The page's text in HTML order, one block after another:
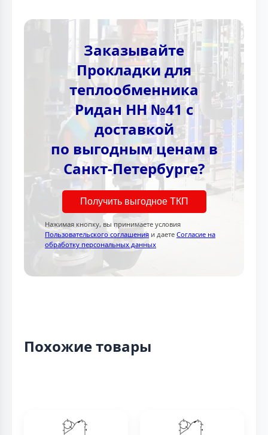
Заказывайте
Прокладки для
теплообменника
Ридан НН №41 с
доставкой
по выгодным ценам в
Санкт-Петербурге?
Получить выгодное ТКП
Нажимая кнопку, вы принимаете условия
Пользовательского соглашения и даете Согласие на
обработку персональных данных
Похожие товары